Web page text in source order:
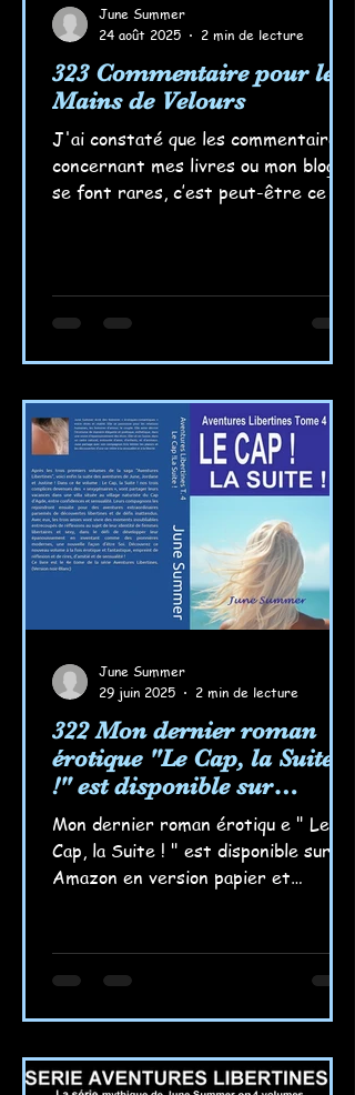
323 Commentaire pour les
Mains de Velours
J'ai constaté que les commentaires
concernant mes livres ou mon blog
se font rares, c’est peut-être ce qui
June Summer
24 août 2025
2 min de lecture
322 Mon dernier roman
érotique "Le Cap, la Suite
!" est disponible sur
Amazon !
Mon dernier roman érotiqu e " Le
Cap, la Suite ! " est disponible sur
Amazon en version papier et
June Summer
29 juin 2025
2 min de lecture